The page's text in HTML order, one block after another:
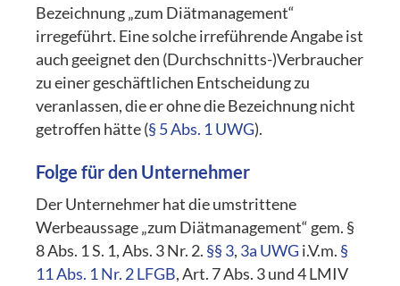
Bezeichnung „zum Diätmanagement“
irregeführt. Eine solche irreführende Angabe ist
auch geeignet den (Durchschnitts-)Verbraucher
zu einer geschäftlichen Entscheidung zu
veranlassen, die er ohne die Bezeichnung nicht
getroffen hätte (§ 5 Abs. 1 UWG).
Folge für den Unternehmer
Der Unternehmer hat die umstrittene
Werbeaussage „zum Diätmanagement“ gem. §
8 Abs. 1 S. 1, Abs. 3 Nr. 2. §§ 3, 3a UWG i.V.m. §
11 Abs. 1 Nr. 2 LFGB, Art. 7 Abs. 3 und 4 LMIV